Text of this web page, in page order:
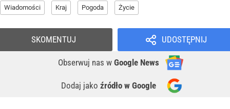
Wiadomości Kraj Pogoda Życie
UDOSTĘPNIJ
Obserwuj nas w Google News
Dodaj jako źródło w Google
SKOMENTUJ